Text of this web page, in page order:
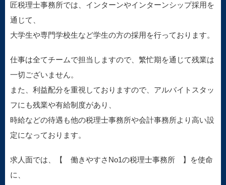
匠税理士事務所では、インターンやインターンシップ採用を
通じて、
大学生や専門学校生など学生の方の採用を行っております。
仕事は全てチームで担当しますので、繁忙期を通じて残業は
一切ございません。
また、利益配分を重視しておりますので、アルバイトスタッ
フにも残業や有給制度があり、
時給などの待遇も他の税理士事務所や会計事務所より高い設
定になっております。
求人面では、【 働きやすさNo1の税理士事務所 】を使命
に、